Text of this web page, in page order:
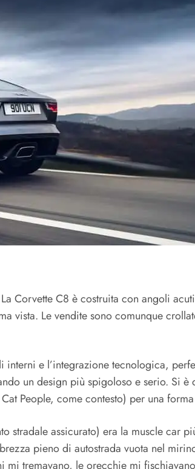
Corvette C8 è costruita con angoli
Le vendite sono comunque
e l’integrazione tecnologica,
un design più spigoloso e serio. Si è
People, come contesto) per una
assicurato) era la muscle car
pieno di autostrada vuota nel
mi tremavano, le orecchie mi